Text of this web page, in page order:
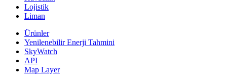
Lojistik
Liman
Ürünler
Yenilenebilir Enerji Tahmini
SkyWatch
API
Map Layer